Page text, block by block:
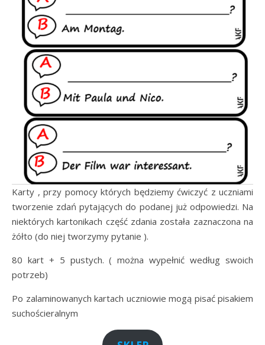
Karty , przy pomocy których będziemy ćwiczyć z uczniami
tworzenie zdań pytających do podanej już odpowiedzi. Na
niektórych kartonikach część zdania została zaznaczona na
żółto (do niej tworzymy pytanie ).
80 kart + 5 pustych. ( można wypełnić według swoich
potrzeb)
Po zalaminowanych kartach uczniowie mogą pisać pisakiem
suchościeralnym